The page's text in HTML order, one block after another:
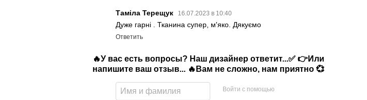
Таміла Терещук 16.07.2023 в 10:40
Дуже гарні . Тканина супер, м'яко. Дякуємо
Ответить
🔥У вас есть вопросы? Наш дизайнер ответит...✅ 👉Или
напишите ваш отзыв... 🔥Вам не сложно, нам приятно 💞
Войти с помощью